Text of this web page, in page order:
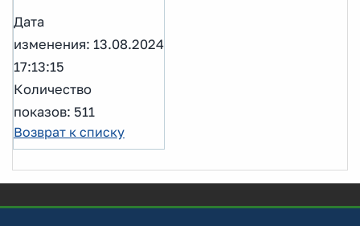
Дата
изменения: 13.08.2024
17:13:15
Количество
показов: 511
Возврат к списку